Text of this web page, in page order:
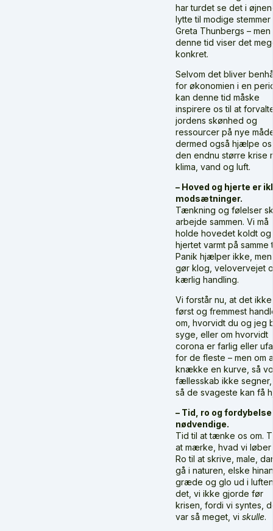
har turdet se det i
lytte til modige stemmer
Greta Thunbergs – men
denne tid viser det
konkret.
Selvom det bliver
for økonomien i en
kan denne tid måske
inspirere os til at
jordens skønhed og
ressourcer på nye
dermed også hjælpe os
den endnu større krise
klima, vand og luft.
– Hoved og hjerte er
modsætninger.
Tænkning og følelser
arbejde sammen. Vi må
holde hovedet koldt og
hjertet varmt på samme
Panik hjælper ikke,
gør klog, velovervejet
kærlig handling.
Vi forstår nu, at det ikke
først og fremmest
om, hvorvidt du og jeg
syge, eller om hvorvidt
corona er farlig eller
for de fleste – men om
knække en kurve, så
fællesskab ikke
så de svageste kan få
– Tid, ro og
nødvendige.
Tid til at tænke os om.
at mærke, hvad vi løber
Ro til at skrive, male,
gå i naturen, elske
græde og glo ud i
det, vi ikke gjorde før
krisen, fordi vi syntes,
var så meget, vi skulle.